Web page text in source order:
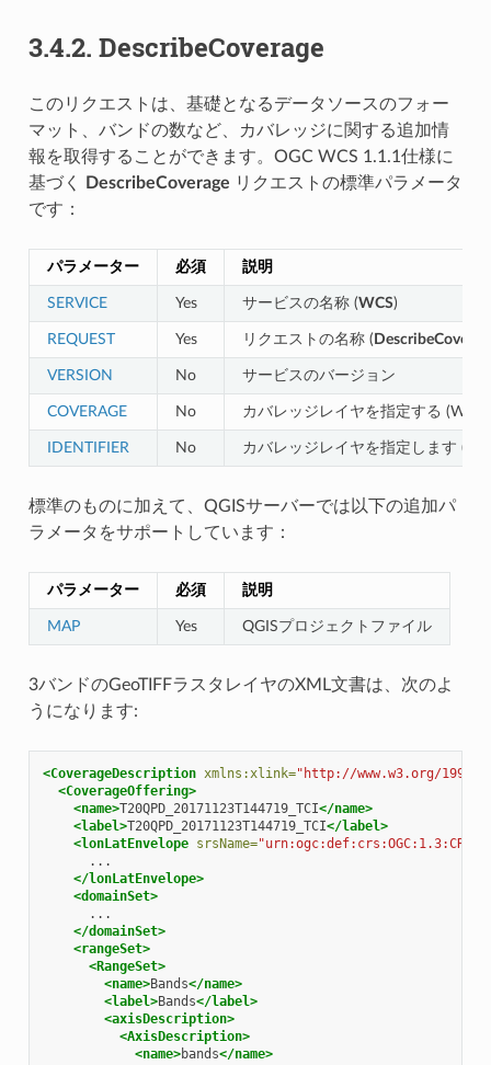
3.4.2. DescribeCoverage
このリクエストは、基礎となるデータソースのフォー
マット、バンドの数など、カバレッジに関する追加情
報を取得することができます。OGC WCS 1.1.1仕様に
基づく
DescribeCoverage リクエストの標準パラメータ
です：
パラメーター 必須 説明
SERVICE Yes サービスの名称 (WCS)
REQUEST Yes リクエストの名称 (
VERSION No サービスのバージョン
COVERAGE No カバレッジレイヤを指定する (WCS
IDENTIFIER No カバレッジレイヤを指定します
標準のものに加えて、QGISサーバーでは以下の追加パ
ラメータをサポートしています：
パラメーター 必須 説明
MAP Yes QGISプロジェクトファイル
3バンドのGeoTIFFラスタレイヤのXML文書は、次のよ
うになります:
<CoverageDescription xmlns:xlink="http://www.w3.org/1999/
<CoverageOffering>
<name>T20QPD_20171123T144719_TCI</name>
<label>T20QPD_20171123T144719_TCI</label>
<lonLatEnvelope srsName=
</lonLatEnvelope>
<domainSet>
</domainSet>
<rangeSet>
<RangeSet>
<name>Bands</name>
<label>Bands</label>
<axisDescription>
<AxisDescription>
<name>bands</name>